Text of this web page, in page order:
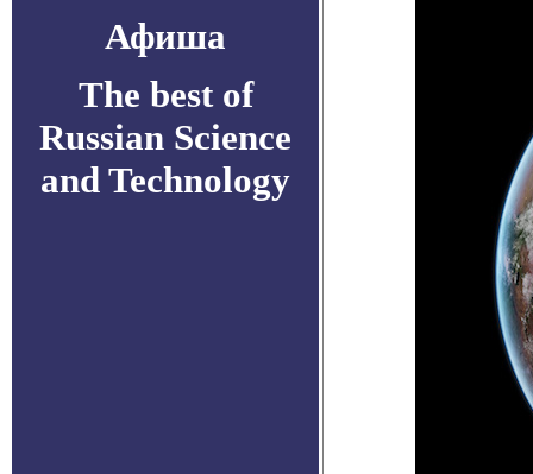
Афиша
The best of
Russian Science
and Technology